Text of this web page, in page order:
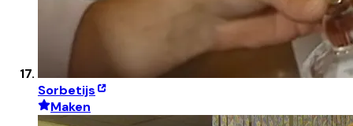
Sorbetijs
Maken